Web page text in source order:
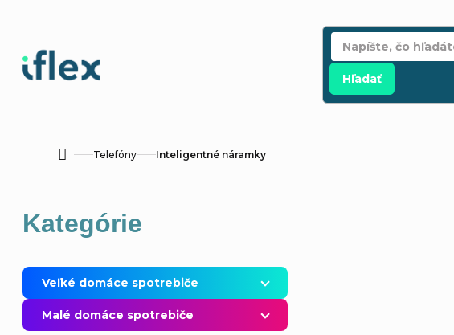
Hľadať
DomovTelefóny Inteligentné náramky
o
č
n
Preskočiť
kategórie
Kategórie
Veľké domáce spotrebiče
Malé domáce spotrebiče